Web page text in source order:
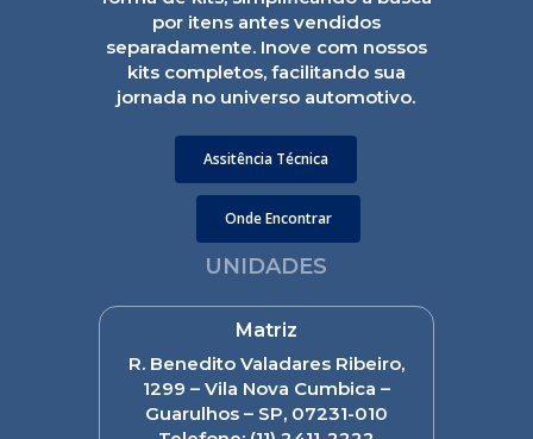
por itens antes vendidos
separadamente. Inove com nossos
kits completos, facilitando sua
jornada no universo automotivo.
Assitência Técnica
Onde Encontrar
UNIDADES
Matriz
R. Benedito Valadares Ribeiro,
1299 – Vila Nova Cumbica –
Guarulhos – SP, 07231-010